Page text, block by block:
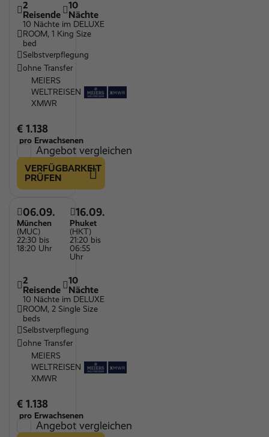
2
Reisende
10
Nächte
10 Nächte im DELUXE
ROOM, 1 King Size
bed
Selbstverpflegung
ohne Transfer
MEIERS
WELTREISEN
XMWR
€ 1.138
pro Erwachsenen
Angebot vergleichen
VERFÜGBARKEIT
PRÜFEN
06.09.
München
(MUC)
22:30 bis
18:20 Uhr
16.09.
Phuket
(HKT)
21:20 bis
06:55
Uhr
2
Reisende
10
Nächte
10 Nächte im DELUXE
ROOM, 2 Single Size
beds
Selbstverpflegung
ohne Transfer
MEIERS
WELTREISEN
XMWR
€ 1.138
pro Erwachsenen
Angebot vergleichen